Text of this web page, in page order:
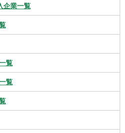
企業一覧
覧
覧